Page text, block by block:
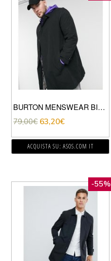
BURTON MENSWEAR BIG & TALL – IMPERMEABILE NERO
79,00€ 63,20€
ACQUISTA SU: ASOS.COM IT
-55%